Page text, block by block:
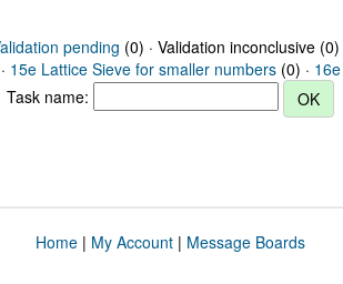
pending (0) · Validation inconclusive (0)
15e Lattice Sieve for smaller numbers (0) ·
Task name:
Home| My Account| Message Boards